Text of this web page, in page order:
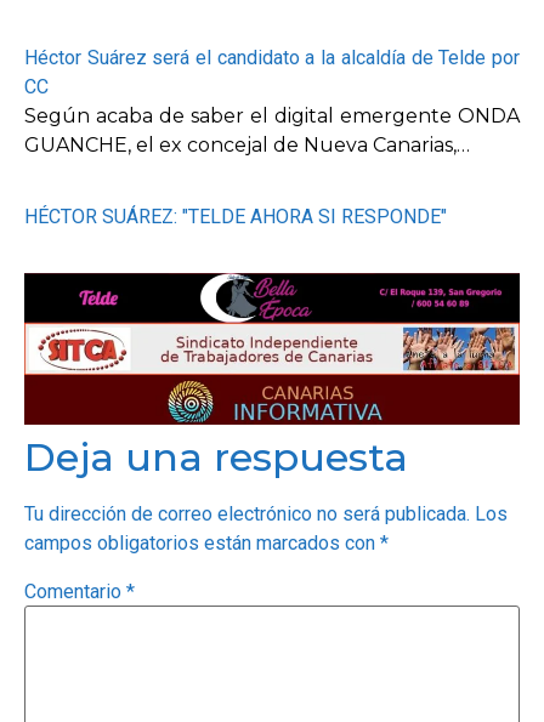
Héctor Suárez será el candidato a la alcaldía de Telde por
CC
Según acaba de saber el digital emergente ONDA
GUANCHE, el ex concejal de Nueva Canarias,…
HÉCTOR SUÁREZ: "TELDE AHORA SI RESPONDE"
Deja una respuesta
Tu dirección de correo electrónico no será publicada. Los
campos obligatorios están marcados con *
Comentario *